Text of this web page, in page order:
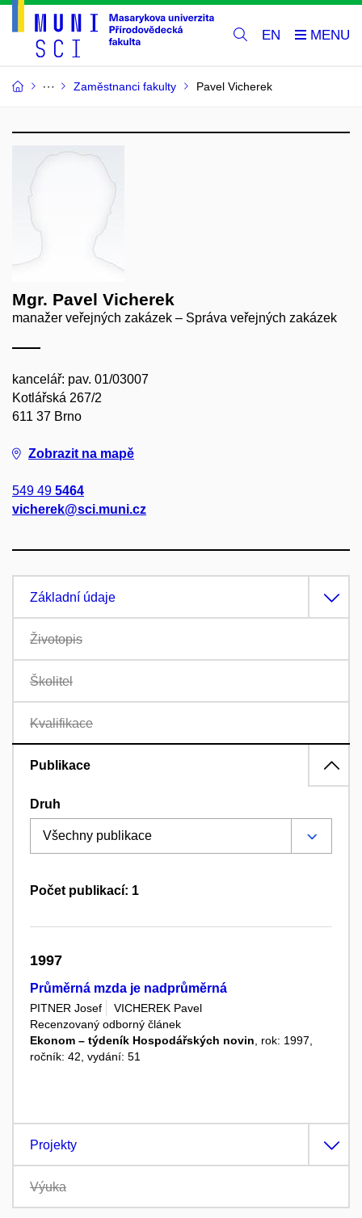
EN
Zaměstnanci fakulty Pavel Vicherek
Mgr. Pavel Vicherek
manažer veřejných zakázek – Správa veřejných zakázek
kancelář: pav. 01/03007
Kotlářská 267/2
611 37 Brno
Zobrazit na mapě
549 49 5464
vicherek@sci.muni.cz
Základní údaje
Životopis
Školitel
Kvalifikace
Publikace
Druh
Počet publikací: 1
1997
Průměrná mzda je nadprůměrná
PITNER Josef
VICHEREK Pavel
Recenzovaný odborný článek
Ekonom – týdeník Hospodářských novin , rok: 1997,
ročník: 42, vydání: 51
Projekty
Výuka